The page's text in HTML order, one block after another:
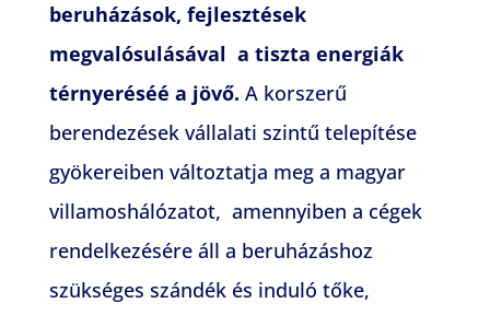
beruházások, fejlesztések
megvalósulásával a tiszta energiák
térnyeréséé a jövő. A korszerű
berendezések vállalati szintű telepítése
gyökereiben változtatja meg a magyar
villamoshálózatot, amennyiben a cégek
rendelkezésére áll a beruházáshoz
szükséges szándék és induló tőke,